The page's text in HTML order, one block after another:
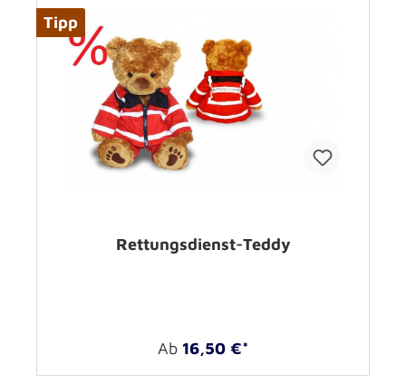
Tipp
Rettungsdienst-Teddy
Ab 16,50 €*